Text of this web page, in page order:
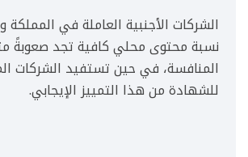
الشركات الأجنبية العاملة في المملكة
نسبة محتوى محلي كافية تجد صعوبةً
المنافسة، في حين تستفيد الشركات
للشهادة من هذا التمييز الإيجابي.